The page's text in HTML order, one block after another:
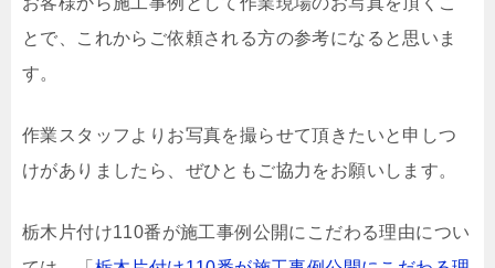
とで、これからご依頼される方の参考になると思いま
す。
作業スタッフよりお写真を撮らせて頂きたいと申しつ
けがありましたら、ぜひともご協力をお願いします。
栃木片付け110番が施工事例公開にこだわる理由につい